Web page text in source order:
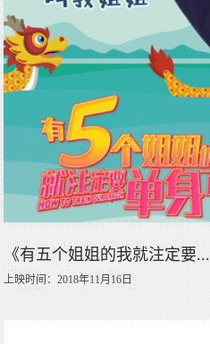
《有五个姐姐的我就注定要...
上映时间：2018年11月16日